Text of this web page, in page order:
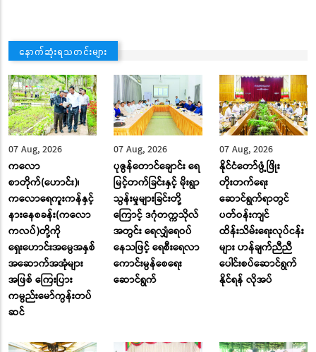
နောက်ဆုံးရသတင်းများ
07 Aug, 2026
ကလော
စာတိုက်(ဟောင်း)၊
ကလောရေကူးကန်နှင့်
နားနေစခန်း(ကလော
ကလပ်)တို့ကို
ရှေးဟောင်းအမွေအနှစ်
အဆောက်အအုံများ
အဖြစ် ကြေးပြား
ကမ္ပည်းမော်ကွန်းတပ်
ဆင်
07 Aug, 2026
ပုဇွန်တောင်ချောင်း ရေ
မြင့်တက်ခြင်းနှင့် မိုးရွာ
သွန်းမှုများခြင်းတို့
ကြောင့် ဒဂုံတက္ကသိုလ်
အတွင်း ရေလျှံရေဝပ်
နေသဖြင့် ရေစီးရေလာ
ကောင်းမွန်စေရေး
ဆောင်ရွက်
07 Aug, 2026
နိုင်ငံတော်ဖွံ့ဖြိုး
တိုးတက်ရေး
ဆောင်ရွက်ရာတွင်
ပတ်ဝန်းကျင်
ထိန်းသိမ်းရေးလုပ်ငန်း
များ ဟန်ချက်ညီညီ
ပေါင်းစပ်ဆောင်ရွက်
နိုင်ရန် လိုအပ်